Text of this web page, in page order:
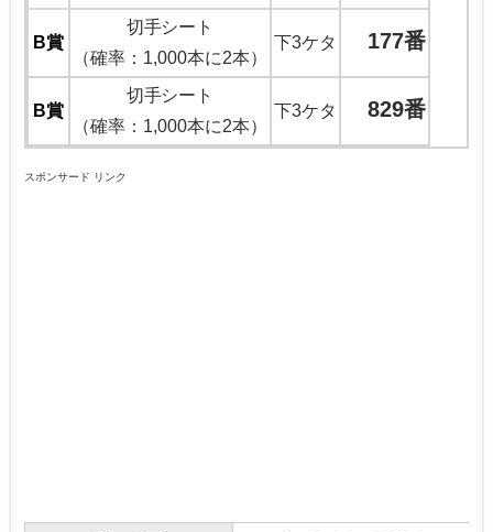
B賞
切手シート
（確率：1,000本に2本）
下3ケタ 177番
B賞
切手シート
（確率：1,000本に2本）
下3ケタ 829番
スポンサード リンク